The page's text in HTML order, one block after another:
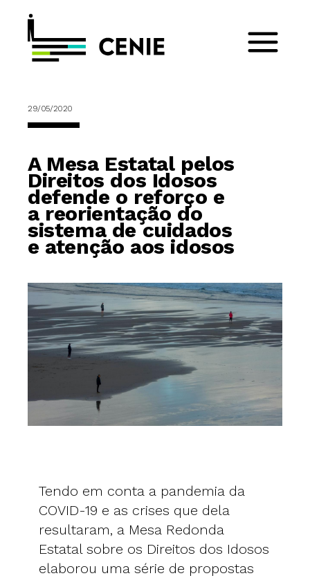
29/05/2020
A Mesa Estatal pelos
Direitos dos Idosos
defende o reforço e
a reorientação do
sistema de cuidados
e atenção aos idosos
Tendo em conta a pandemia da
COVID-19 e as crises que dela
resultaram, a Mesa Redonda
Estatal sobre os Direitos dos Idosos
elaborou uma série de propostas